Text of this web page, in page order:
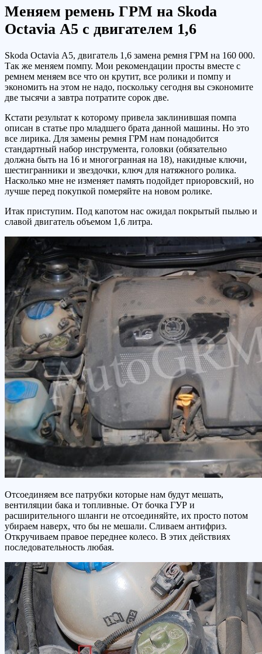
Меняем ремень ГРМ на Skoda
Octavia А5 с двигателем 1,6
Skoda Octavia А5, двигатель 1,6 замена ремня ГРМ на 160 000.
Так же меняем помпу. Мои рекомендации просты вместе с
ремнем меняем все что он крутит, все ролики и помпу и
экономить на этом не надо, поскольку сегодня вы сэкономите
две тысячи а завтра потратите сорок две.
Кстати результат к которому привела заклинившая помпа
описан в статье про младшего брата данной машины. Но это
все лирика. Для замены ремня ГРМ нам понадобится
стандартный набор инструмента, головки (обязательно
должна быть на 16 и многогранная на 18), накидные ключи,
шестигранники и звездочки, ключ для натяжного ролика.
Насколько мне не изменяет память подойдет приоровский, но
лучше перед покупкой померяйте на новом ролике.
Итак приступим. Под капотом нас ожидал покрытый пылью и
славой двигатель объемом 1,6 литра.
Отсоединяем все патрубки которые нам будут мешать,
вентиляции бака и топливные. От бочка ГУР и
расширительного шланги не отсоединяйте, их просто потом
убираем наверх, что бы не мешали. Сливаем антифриз.
Откручиваем правое переднее колесо. В этих действиях
последовательность любая.